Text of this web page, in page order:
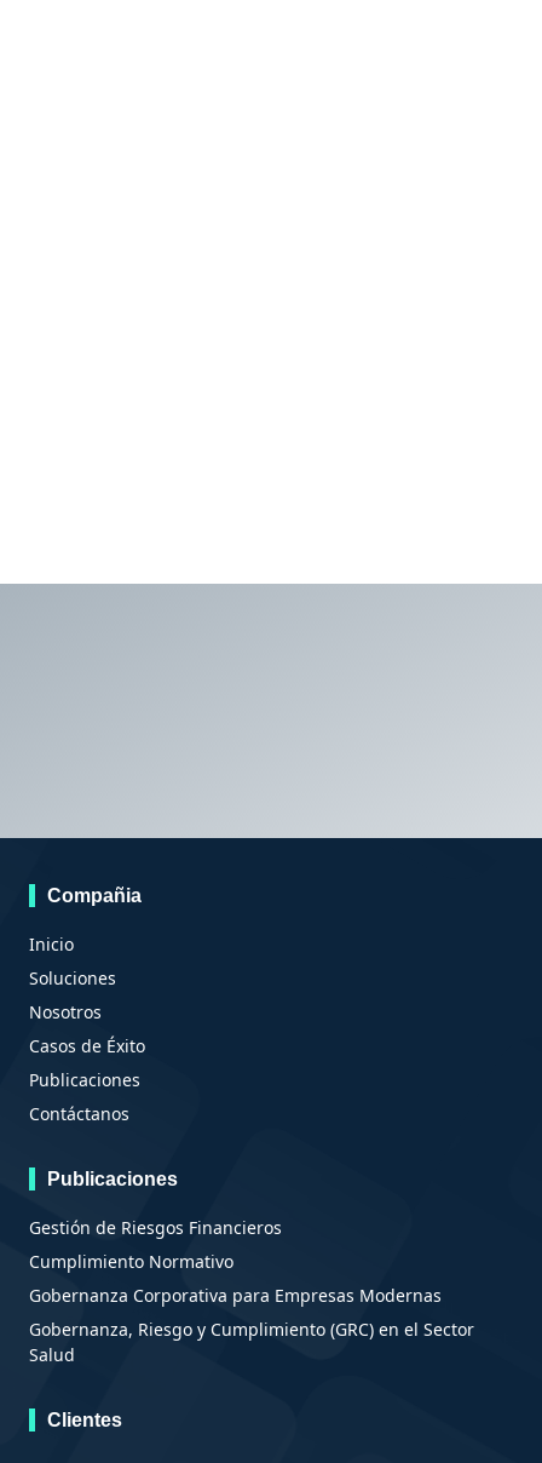
Compañia
Inicio
Soluciones
Nosotros
Casos de Éxito
Publicaciones
Contáctanos
Publicaciones
Gestión de Riesgos Financieros
Cumplimiento Normativo
Gobernanza Corporativa para Empresas Modernas
Gobernanza, Riesgo y Cumplimiento (GRC) en el Sector
Salud
Clientes